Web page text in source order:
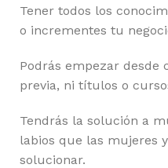
Tener todos los
o incrementes tu
Podrás empezar desde
previa, ni títulos o
Tendrás la solución a
labios que las mujeres
solucionar.